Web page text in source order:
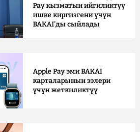
Pay кызматын ийгиликтүү
ишке киргизгени үчүн
BAKAI'ды сыйлады
Apple Pay эми BAKAI
карталарынын ээлери
үчүн жеткиликтүү